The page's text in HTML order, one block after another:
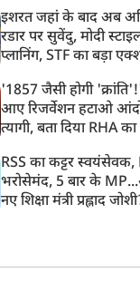
इशरत जहां के बाद अब
रडार पर सुवेंदु, मोदी
प्लानिंग, STF का बड़ा
'1857 जैसी होगी
आए रिजर्वेशन हटाओ
त्यागी, बता दिया RHA
RSS का कट्टर स्वयंसेवक,
भरोसेमंद, 5 बार के
नए शिक्षा मंत्री प्रह्लाद